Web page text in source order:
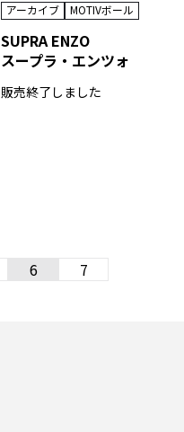
アーカイブ MOTIVボール
SUPRA ENZO
スープラ・エンツォ
販売終了しました
6 7